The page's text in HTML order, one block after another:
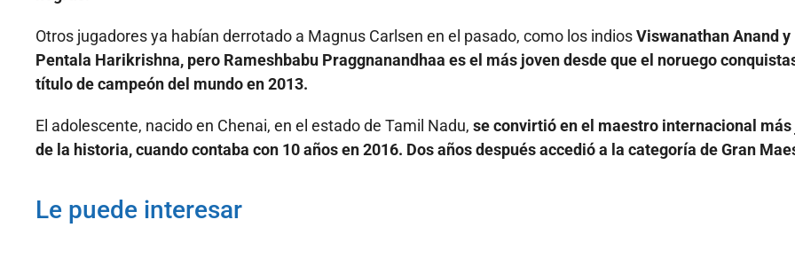
Otros jugadores ya habían derrotado a Magnus Carlsen en el pasado, como los indiosViswanathan Anand y
Pentala Harikrishna, pero Rameshbabu Praggnanandhaa es el más joven desde que el noruego
título de campeón del mundo en 2013.
El adolescente, nacido en Chenai, en el estado de Tamil Nadu, se convirtió en el maestro internacional más
de la historia, cuando contaba con 10 años en 2016. Dos años después accedió a la categoría de Gran
Le puede interesar